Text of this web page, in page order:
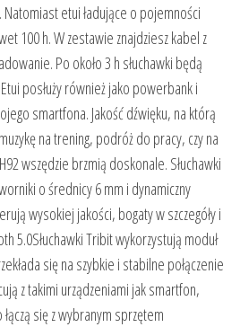
Natomiast etui ładujące o pojemności
100 h. W zestawie znajdziesz kabel z
Po około 3 h słuchawki będą
posłuży również jako powerbank i
smartfona. Jakość dźwięku, na którą
na trening, podróż do pracy, czy na
wszędzie brzmią doskonale. Słuchawki
o średnicy 6 mm i dynamiczny
wysokiej jakości, bogaty w szczegóły i
5.0Słuchawki Tribit wykorzystują moduł
się na szybkie i stabilne połączenie
z takimi urządzeniami jak smartfon,
się z wybranym sprzętem